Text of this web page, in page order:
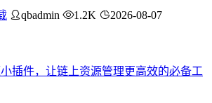
qbadmin 1.2K 2026-08-07